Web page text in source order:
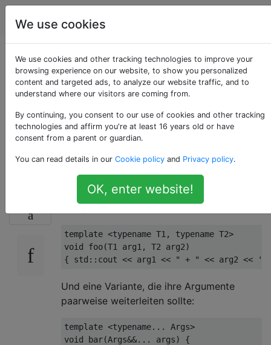
Programmierung
Variadische Vorlagen:
Entfalten Sie
Argumente in
Gruppen
Ich habe eine Funktion, die zwei Argumente
akzeptiert:
template <typename T1 , typename T2>
void foo(T1 arg1 , T2 arg2)
{ std :: cout << arg1 << " + " << arg2 <<
Und eine Variante, die ihre Argumente
paarweise weiterleiten sollte:
template <typename... Args>
void bar(Args&&... args)
{
We use cookies
We use cookies and other tracking technologies to improve your
browsing experience on our website, to show you personalized
content and targeted ads, to analyze our website traffic, and to
understand where our visitors are coming from.
By continuing, you consent to our use of cookies and other tracking
technologies and affirm you're at least 16 years old or have
consent from a parent or guardian.
You can read details in our Cookie policy and Privacy policy.
OK, enter website!